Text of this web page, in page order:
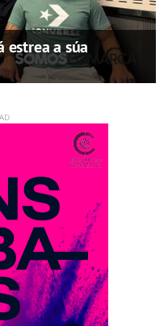
estrea a súa